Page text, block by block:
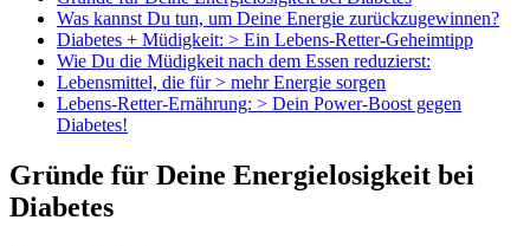
Was kannst Du tun, um Deine Energie zurückzugewinnen?
Diabetes + Müdigkeit: > Ein Lebens-Retter-Geheimtipp
Wie Du die Müdigkeit nach dem Essen reduzierst:
Lebensmittel, die für > mehr Energie sorgen
Lebens-Retter-Ernährung: > Dein Power-Boost gegen
Diabetes!
Gründe für Deine Energielosigkeit bei
Diabetes